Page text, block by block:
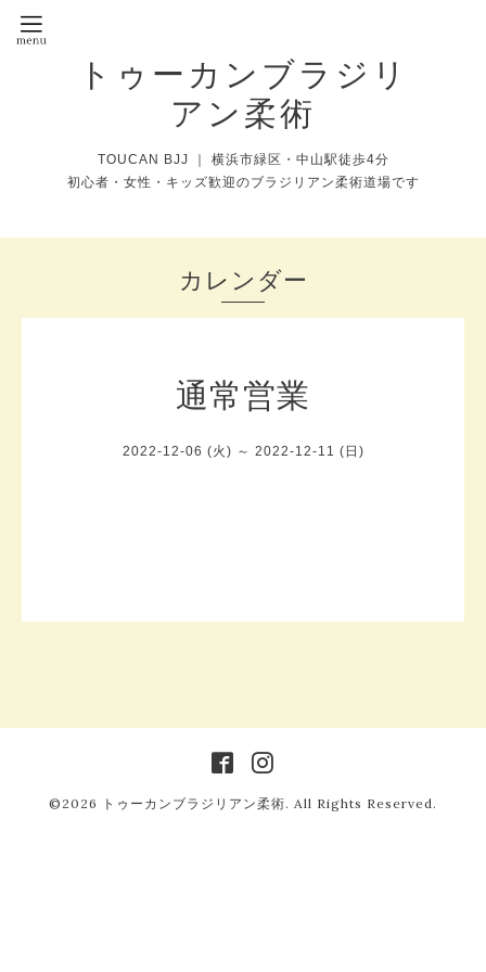
トゥーカンブラジリ
アン柔術
TOUCAN BJJ ｜ 横浜市緑区・中山駅徒歩4分
初心者・女性・キッズ歓迎のブラジリアン柔術道場です
カレンダー
通常営業
2022-12-06 (火) ～ 2022-12-11 (日)
©2026 トゥーカンブラジリアン柔術. All Rights Reserved.